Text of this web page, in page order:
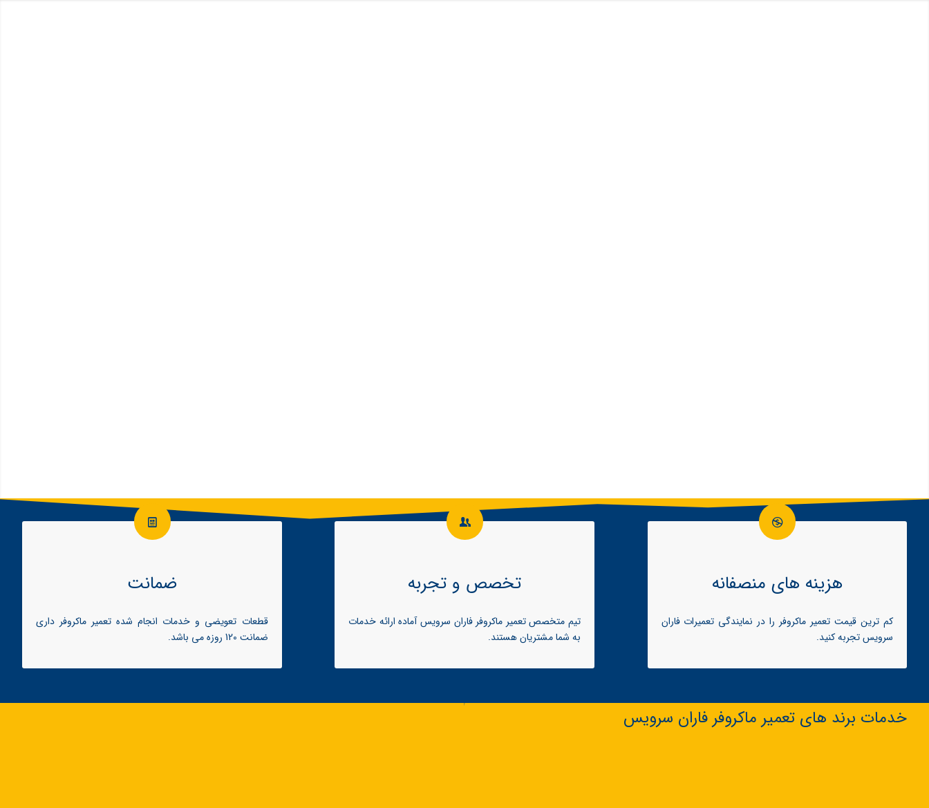
هزینه های منصفانه
کم ترین قیمت تعمیر ماکروفر را در نمایندگی تعمیرات فاران
سرویس تجربه کنید.
تخصص و تجربه
تیم متخصص تعمیر ماکروفر فاران سرویس آماده ارائه خدمات
به شما مشتریان هستند.
ضمانت
قطعات تعویضی و خدمات انجام شده تعمیر ماکروفر داری
ضمانت 120 روزه می باشد.
خدمات برند های تعمیر ماکروفر فاران سرویس